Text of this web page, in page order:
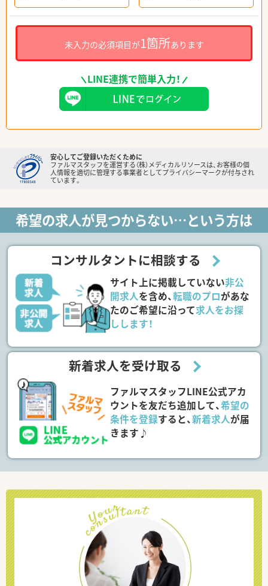
未入力の必須項目が1箇所あります
LINE連携で簡単入力！
安心してご登録いただくために
ファルマスタッフを運営する（株）メディカルリソースは、お客様の個
人情報を適切に管理する事業者としてプライバシーマークが付与され
ています。
希望の求人が見つからない…という方は
コンサルタントに相談する
サイト上に掲載していない非公
開求人を含め、転職のプロがあな
たのご希望に沿って求人をお探
しします！
新着求人を受け取る
ファルマスタッフLINE公式アカ
ウントを友だち追加して、希望の
条件を登録すると、新着求人が届
きます♪